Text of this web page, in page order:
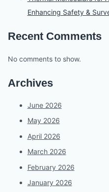
Enhancing Safety &
Recent Comments
No comments to show.
Archives
June 2026
May 2026
April 2026
March 2026
February 2026
January 2026